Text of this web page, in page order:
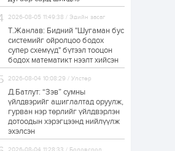
1 өдөр
Европ дахь
монголчуудын
соёлын наадам
боллоо
1 өдөр 2 0
Өнгөрсөн сард
1,439.2 кг үнэт
металл худалдан
авчээ
2026-08-05 11:49:38 / Эдийн засаг
Т.Жанлав: Бидний "Шугаман бус
системийг ойролцоо бодох
супер схемүүд" бүтээл тооцон
бодох математикт нээлт хийсэн
2026-08-04 10:08:29 / Улстөр
Д.Батлут: “Зэв” сумны
үйлдвэрийг ашиглалтад оруулж,
гурван нэр төрлийг үйлдвэрлэн
дотоодын хэрэгцээнд нийлүүлж
эхэлсэн